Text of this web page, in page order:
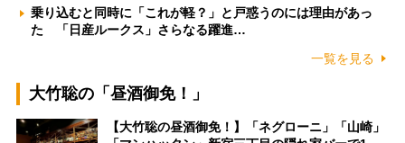
乗り込むと同時に「これが軽？」と戸惑うのには理由があっ
た 「日産ルークス」さらなる躍進…
一覧を見る
大竹聡の「昼酒御免！」
【大竹聡の昼酒御免！】「ネグローニ」「山崎」